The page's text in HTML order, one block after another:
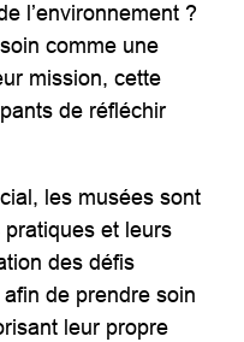
l’environnement ?
comme une
mission, cette
de réfléchir
les musées sont
et leurs
des défis
de prendre soin
leur propre